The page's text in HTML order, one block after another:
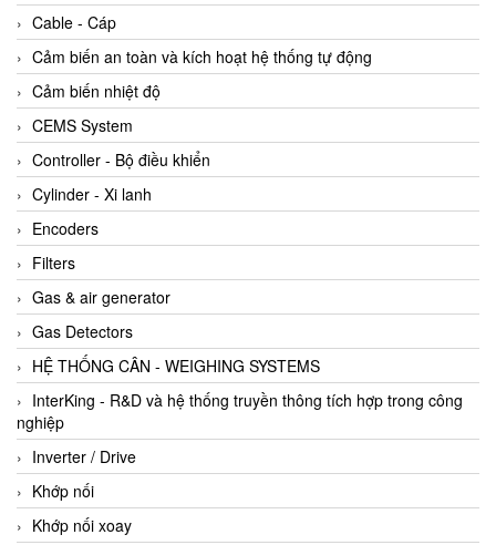
Cable - Cáp
Cảm biến an toàn và kích hoạt hệ thống tự động
Cảm biến nhiệt độ
CEMS System
Controller - Bộ điều khiển
Cylinder - Xi lanh
Encoders
Filters
Gas & air generator
Gas Detectors
HỆ THỐNG CÂN - WEIGHING SYSTEMS
InterKing - R&D và hệ thống truyền thông tích hợp trong công
nghiệp
Inverter / Drive
Khớp nối
Khớp nối xoay